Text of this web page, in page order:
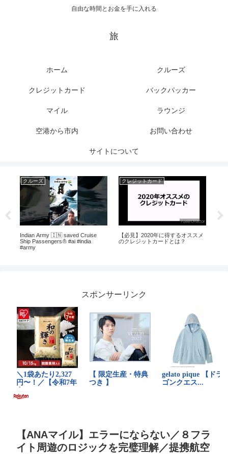
自由な時間とお金を手に入れる
旅
ホーム クルーズ
クレジットカード バックパッカー
マイル ラウンジ
空港から市内 お問い合わせ
サイトについて
クルーズ
Indian Army 🇮🇳 saved Cruise
Ship Passengers⛵ #ai​ #india
#army​
クレジットカード
【必見】2020年に得するオススメ
のクレジットカードとは？
スポンサーリンク
【ANAマイル】エラーにならない／８フラ
イト周遊のロジックを完璧理解／提携航空